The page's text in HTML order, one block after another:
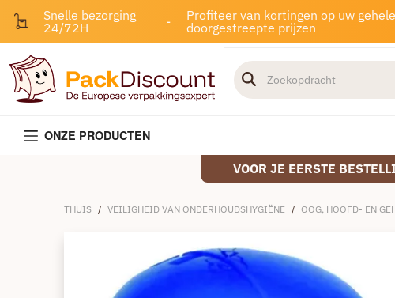
Snelle bezorging
24/72H
-
Profiteer van kortingen op uw
doorgestreepte prijzen
ONZE PRODUCTEN
VOOR JE EERSTE
THUIS / VEILIGHEID VAN ONDERHOUDSHYGIËNE / OOG, HOOFD- EN